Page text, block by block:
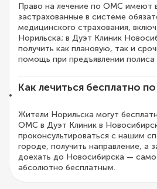
Право на лечение по ОМС имеют
застрахованные в системе
медицинского страхования,
Норильска; в Дуэт Клиник
получить как плановую, так и
помощь при предъявлении
Как лечиться бесплатно
Жители Норильска могут
ОМС в Дуэт Клиник в
проконсультироваться с нашим
городе, получить направление, а
доехать до Новосибирска — само
абсолютно бесплатным.